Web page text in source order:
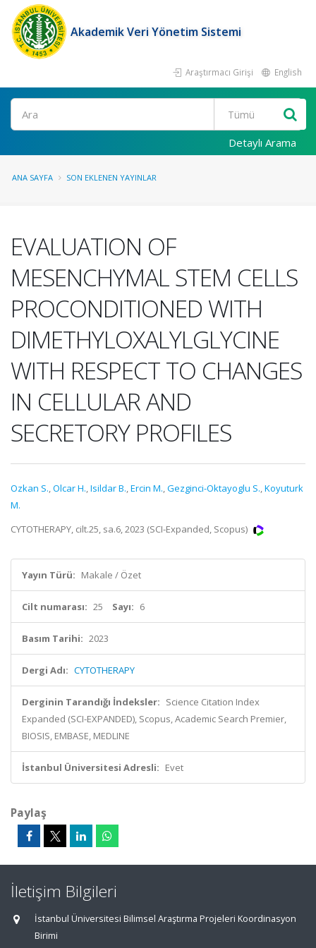
Akademik Veri Yönetim Sistemi
Araştırmacı Girişi English
Ara
Detaylı Arama
ANA SAYFA SON EKLENEN YAYINLAR
EVALUATION OF
MESENCHYMAL STEM CELLS
PROCONDITIONED WITH
DIMETHYLOXALYLGLYCINE
WITH RESPECT TO CHANGES
IN CELLULAR AND
SECRETORY PROFILES
Ozkan S.,Olcar H.,Isildar B.,Ercin M.,Gezginci-Oktayoglu S.,Koyuturk
M.
CYTOTHERAPY, cilt.25, sa.6, 2023 (SCI-Expanded, Scopus)
Yayın Türü: Makale / Özet
Cilt numarası: 25 Sayı: 6
Basım Tarihi: 2023
Dergi Adı: CYTOTHERAPY
Derginin Tarandığı İndeksler: Science Citation Index
Expanded (SCI-EXPANDED), Scopus, Academic Search Premier,
BIOSIS, EMBASE, MEDLINE
İstanbul Üniversitesi Adresli: Evet
Paylaş
İletişim Bilgileri
İstanbul Üniversitesi Bilimsel Araştırma Projeleri Koordinasyon
Birimi